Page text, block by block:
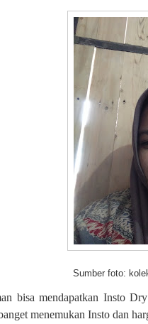
foto: koleksi
bisa mendapatkan Insto
menemukan Insto dan